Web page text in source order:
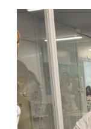
学部私費外国人留
除の廃止について）
YNUの国際交流
2025年度中国国家
に基づく外国人客